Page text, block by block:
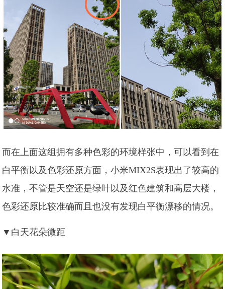
而在上面这组拥有多种色彩的环境样张中，可以看到在
白平衡以及色彩还原方面，小米MIX2S表现出了较高的
水准，不管是天空还是绿叶以及红色建筑和高层大楼，
色彩还原比较准确而且也没有发现白平衡漂移的情况。
▼白天花朵微距